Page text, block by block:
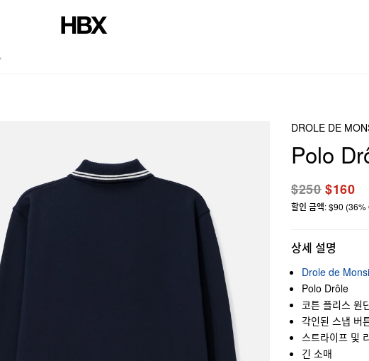
DROLE DE
Polo
$250$160
할인 금액: $90 (36%
상세 설명
Drole de
Polo Drôle
코튼 플리스 원
각인된 스냅 버
스트라이프 및
긴 소매